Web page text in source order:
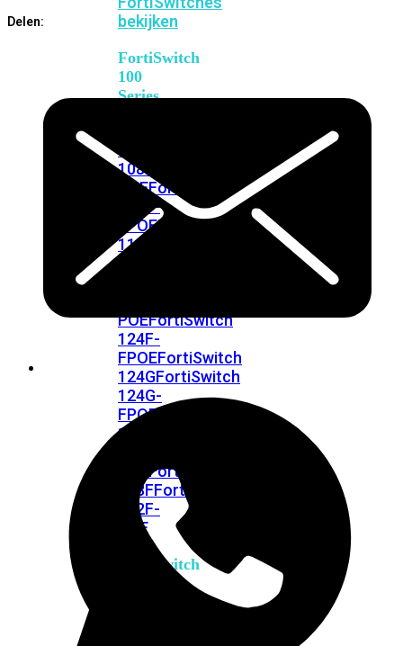
bekijken
FortiSwitch
100
Series
108F-
POEFortiSwitch
108F-
FPOEFortiSwitch
110G-
POEFortiSwitch
124F-
FPOEFortiSwitch
124GFortiSwitch
124G-
FPOE
148F
FortiSwitchRugged
108FFortiSwitchRugged
112F-
POE
FortiSwitch
Delen: